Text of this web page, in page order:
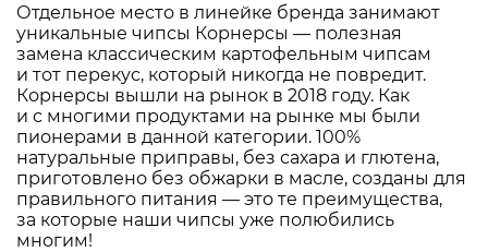
Отдельное место в линейке бренда занимают
уникальные чипсы Корнерсы — полезная
замена классическим картофельным чипсам
и тот перекус, который никогда не повредит.
Корнерсы вышли на рынок в 2018 году. Как
и с многими продуктами на рынке мы были
пионерами в данной категории. 100%
натуральные приправы, без сахара и глютена,
приготовлено без обжарки в масле, созданы для
правильного питания — это те преимущества,
за которые наши чипсы уже полюбились
многим!